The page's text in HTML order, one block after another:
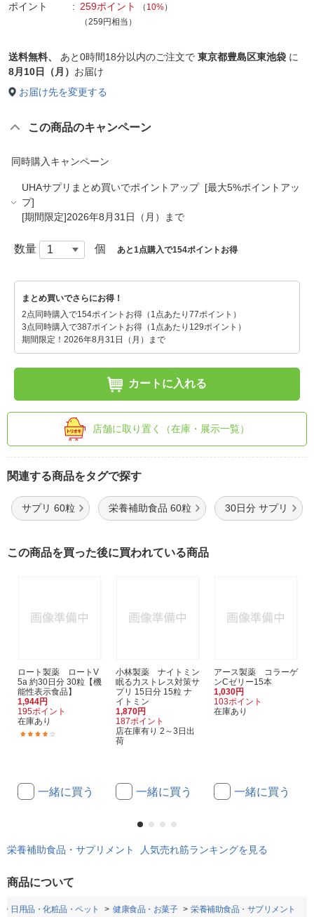
ポイント 259ポイント （ 10%）
（259円相当）
送料無料、 あと0時間18分以内のご注文で 東京都豊島区東池袋 に
8月10日（月） お届け
お届け先を変更する
この商品のキャンペーン
同時購入キャンペーン
UHAサプリまとめ買いでポイントアップ [最大5%ポイントアッ
プ]
[期間限定]2026年8月31日（月）まで
数量 個 あと1点購入で154ポイントお得
まとめ買いでさらにお得！
2点同時購入で154ポイントお得（1点あたり77ポイント）
3点同時購入で387ポイントお得（1点あたり129ポイント）
期間限定！2026年8月31日（月）まで
カートに入れる
店舗に取り置く（在庫・展示一覧）
関連する商品をタグで探す
サプリ 60粒 栄養補助食品 60粒 30日分 サプリ
この商品を買った後に買われている商品
ロート製薬 ロートV
5a 約30日分 30粒【機
能性表示食品】
1,944円
195ポイント
在庫あり
一緒に買う
小林製薬 ナイトミン
眠る力ストレス対策サ
プリ 15日分 15粒 ナ
イトミン
1,870円
187ポイント
店在庫有り 2～3日出
荷
一緒に買う
アース製薬 コラーゲ
ンCゼリー15本
1,030円
103ポイント
在庫あり
一緒に買う
栄養補助食品・サプリメント 人気売れ筋ランキングを見る
商品について
・日用品・化粧品・ペット 健康食品・お菓子 栄養補助食品・サプリメント